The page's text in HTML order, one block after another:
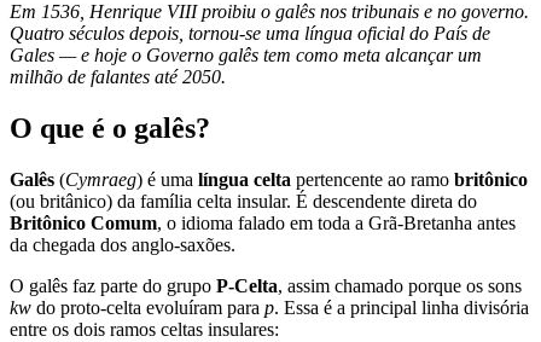
Em 1536, Henrique VIII proibiu o galês nos tribunais e no governo.
Quatro séculos depois, tornou-se uma língua oficial do País de
Gales — e hoje o Governo galês tem como meta alcançar um
milhão de falantes até 2050.
O que é o galês?
Galês (Cymraeg) é uma língua celta pertencente ao ramo britônico
(ou britânico) da família celta insular. É descendente direta do
Britônico Comum, o idioma falado em toda a Grã-Bretanha antes
da chegada dos anglo-saxões.
O galês faz parte do grupo P-Celta, assim chamado porque os sons
kw do proto-celta evoluíram para p. Essa é a principal linha divisória
entre os dois ramos celtas insulares: